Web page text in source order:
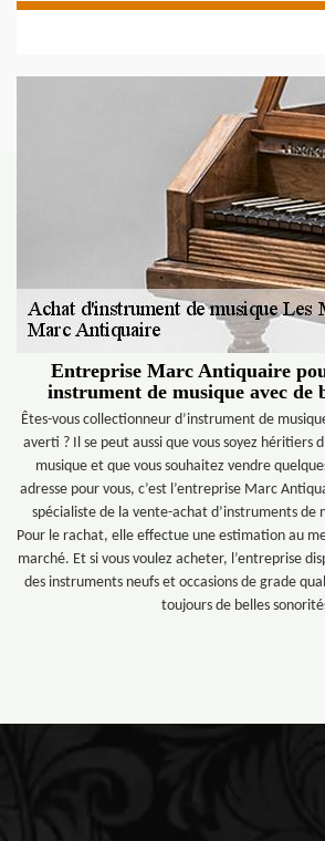
Entreprise Marc Antiquaire
instrument de musique avec de
Êtes-vous collectionneur d’instrument de
averti ? Il se peut aussi que vous soyez héritiers
musique et que vous souhaitez vendre
adresse pour vous, c’est l’entreprise Marc
spécialiste de la vente-achat d’instruments de
Pour le rachat, elle effectue une estimation au
marché. Et si vous voulez acheter, l’entreprise
des instruments neufs et occasions de grade
toujours de belles